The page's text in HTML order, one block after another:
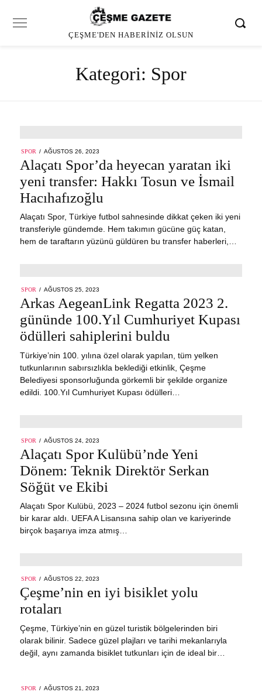
ÇEŞME'DEN HABERINIZ OLSUN
Kategori: Spor
SPOR
POSTED
AĞUSTOS 26, 2023
26,
2023
Alaçatı Spor’da heyecan yaratan iki
yeni transfer: Hakkı Tosun ve İsmail
Hacıhafızoğlu
Alaçatı Spor, Türkiye futbol sahnesinde dikkat çeken iki yeni
transferiyle gündemde. Hem takımın gücüne güç katan,
hem de taraftarın yüzünü güldüren bu transfer haberleri,…
SPOR
POSTED
AĞUSTOS 25, 2023
Arkas AegeanLink Regatta 2023 2.
gününde 100.Yıl Cumhuriyet Kupası
ödülleri sahiplerini buldu
Türkiye’nin 100. yılına özel olarak yapılan, tüm yelken
tutkunlarının sabırsızlıkla beklediği etkinlik, Çeşme
Belediyesi sponsorluğunda görkemli bir şekilde organize
edildi. 100.Yıl Cumhuriyet Kupası ödülleri…
SPOR
POSTED
AĞUSTOS 24, 2023
Alaçatı Spor Kulübü’nde Yeni
Dönem: Teknik Direktör Serkan
Söğüt ve Ekibi
Alaçatı Spor Kulübü, 2023 – 2024 futbol sezonu için önemli
bir karar aldı. UEFA A Lisansına sahip olan ve kariyerinde
birçok başarıya imza atmış…
SPOR
POSTED
AĞUSTOS 22, 2023
Çeşme’nin en iyi bisiklet yolu
rotaları
Çeşme, Türkiye’nin en güzel turistik bölgelerinden biri
olarak bilinir. Sadece güzel plajları ve tarihi mekanlarıyla
değil, aynı zamanda bisiklet tutkunları için de ideal bir…
SPOR
POSTED
AĞUSTOS 21, 2023